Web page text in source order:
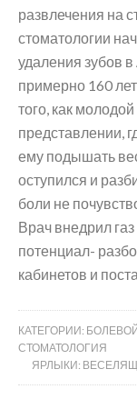
развлечения на
стоматологии
удаления зубов
примерно 160
того, как
представлении,
ему подышать
оступился и
боли не
Врач внедрил
потенциал-
кабинетов и
КАТЕГОРИИ:
СТОМАТОЛОГИЯ
ЯРЛЫКИ: